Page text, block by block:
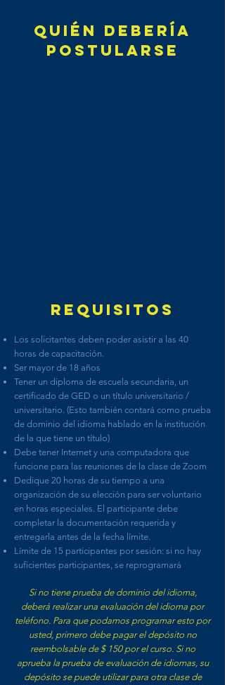
Quién debería
postularse
Requisitos
Los solicitantes deben poder asistir a las 40
horas de capacitación.
Ser mayor de 18 años
Tener un diploma de escuela secundaria, un
certificado de GED o un título universitario /
universitario. (Esto también contará como prueba
de dominio del idioma hablado en la institución
de la que tiene un título)
Debe tener Internet y una computadora que
funcione para las reuniones de la clase de Zoom
Dedique 20 horas de su tiempo a una
organización de su elección para ser voluntario
en horas especiales. El participante debe
completar la documentación requerida y
entregarla antes de la fecha límite.
Límite de 15 participantes por sesión: si no hay
suficientes participantes, se reprogramará
Si no tiene prueba de dominio del idioma,
deberá realizar una evaluación del idioma por
teléfono. Para que podamos programar esto por
usted, primero debe pagar el depósito no
reembolsable de $ 150 por el curso. Si no
aprueba la prueba de evaluación de idiomas, su
depósito se puede utilizar para otra clase de